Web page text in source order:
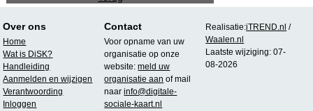
Over ons
Home
Wat is DiSK?
Handleiding
Aanmelden en wijzigen
Verantwoording
Inloggen
Contact
Voor opname van uw
organisatie op onze
website:meld uw
organisatie aan of mail
naarinfo@digitale-
sociale-kaart.nl
Realisatie:iTREND.nl /
Waalen.nl
Laatste wijziging: 07-
08-2026